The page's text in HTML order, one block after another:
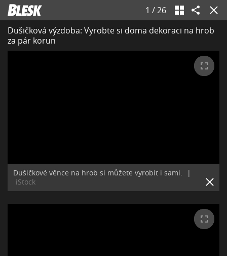
1 /26
Dušičková výzdoba: Vyrobte si doma dekoraci na hrob
za pár korun
Dušičkové věnce na hrob si můžete vyrobit i sami.
|
iStock